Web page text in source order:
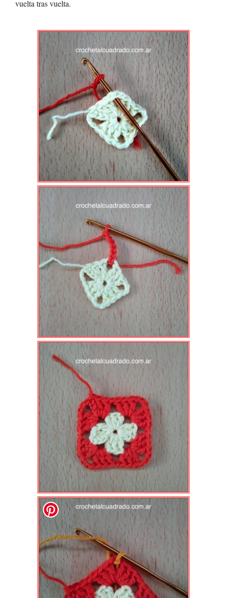
vuelta tras vuelta.